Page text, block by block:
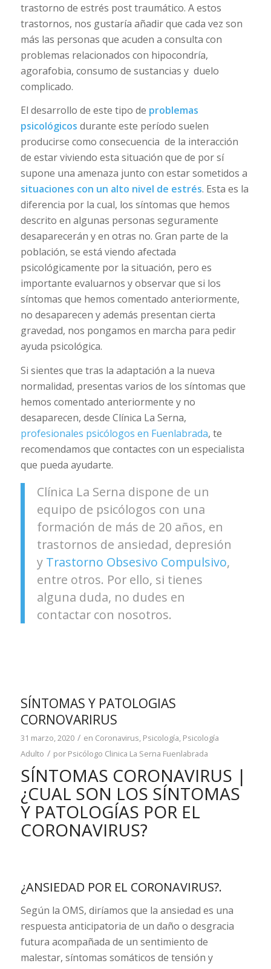
trastorno de estrés post traumático. A estos
trastornos, nos gustaría añadir que cada vez son
más las personas que acuden a consulta con
problemas relacionados con hipocondría,
agorafobia, consumo de sustancias y duelo
complicado.
El desarrollo de este tipo de problemas
psicológicos durante este período suelen
producirse como consecuencia de la interacción
de estar viviendo esta situación que de por sí
supone una amenaza junto con estar sometidos a
situaciones con un alto nivel de estrés. Esta es la
diferencia por la cual, los síntomas que hemos
descrito en algunas personas seguramente
desaparecerán y en otras no. Gran parte de la
población, se está viendo afectada
psicológicamente por la situación, pero es
importante evaluarnos y observar que si los
síntomas que hemos comentado anteriormente,
no desaparecen y además presentan cierta
gravedad, nos pongamos en marcha para pedir
ayuda psicológica.
Si sientes que tras la adaptación a la nueva
normalidad, presentas varios de los síntomas que
hemos comentado anteriormente y no
desaparecen, desde Clínica La Serna,
profesionales psicólogos en Fuenlabrada, te
recomendamos que contactes con un especialista
que pueda ayudarte.
Clínica La Serna dispone de un
equipo de psicólogos con una
formación de más de 20 años, en
trastornos de ansiedad, depresión
y Trastorno Obsesivo Compulsivo,
entre otros. Por ello, si tienes
alguna duda, no dudes en
contactar con nosotros.
SÍNTOMAS Y PATOLOGIAS
CORNOVARIRUS
31 marzo, 2020 / en Coronavirus, Psicología, Psicología
Adulto / por Psicólogo Clinica La Serna Fuenlabrada
SÍNTOMAS CORONAVIRUS |
¿CUAL SON LOS SÍNTOMAS
Y PATOLOGÍAS POR EL
CORONAVIRUS?
¿ANSIEDAD POR EL CORONAVIRUS?.
Según la OMS, diríamos que la ansiedad es una
respuesta anticipatoria de un daño o desgracia
futura acompañada de un sentimiento de
malestar, síntomas somáticos de tensión y